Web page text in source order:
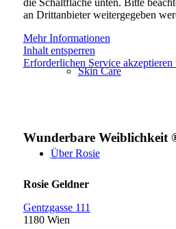
Skin Care
Über Rosie
an Drittanbieter weitergegeben
Mehr Informationen
Inhalt entsperren
Erforderlichen Service akzeptieren
Wunderbare Weiblichkeit
Rosie Geldner
Gentzgasse 111
1180 Wien